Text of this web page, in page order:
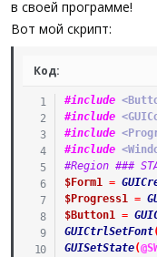
в своей программе!
Вот мой скрипт:
Код:
#include
#include
#include
#include
#Region ###
$Form1 =
$Progress1 =
$Button1 =
GUICtrlSetFont(
GUISetState(